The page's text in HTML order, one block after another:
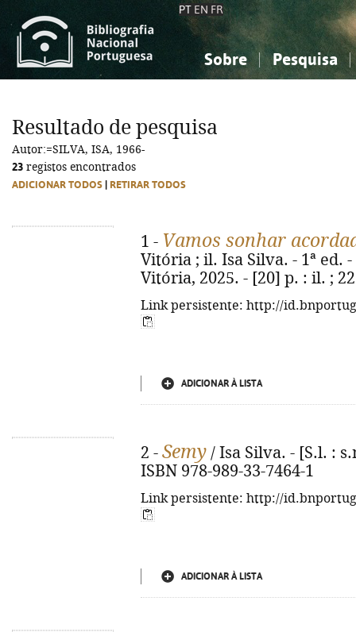
PT EN FR
Sobre Pesquisa
Ciências sociais...
Ciências sociais...
Resultado de pesquisa
Autor:=SILVA, ISA, 1966-
23 registos encontrados
ADICIONAR TODOS RETIRAR TODOS
1 - Vamos sonhar
Vitória ; il. Isa Silva. - 1ª ed.
Vitória, 2025. - [20] p. : il. ;
Link persistente: http://
ADICIONAR À LISTA
2 - Semy / Isa Silva. - [S.l. :
ISBN 978-989-33-7464-1
Link persistente: http://
ADICIONAR À LISTA